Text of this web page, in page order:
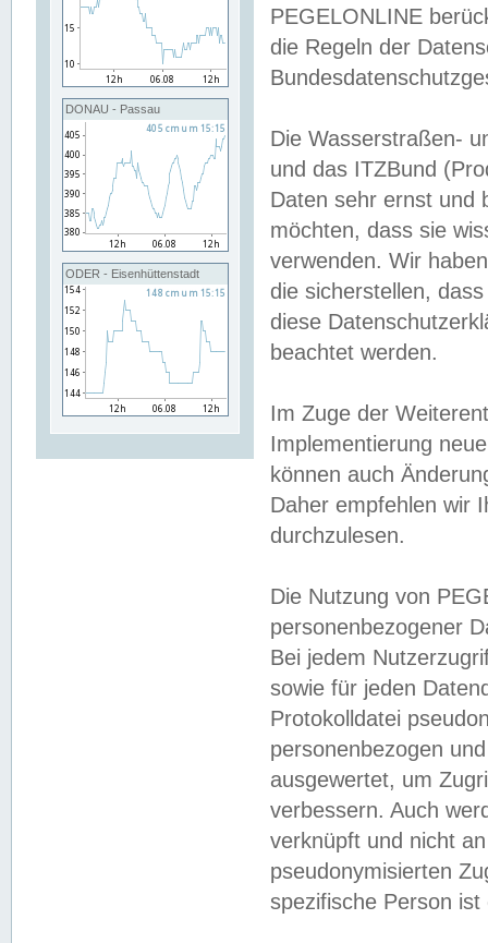
DONAU - Passau
ODER - Eisenhüttenstadt
PEGELONLINE
die Regeln der
Die Wasserstraßen-
und das ITZBund
Daten sehr ernst und
möchten, dass sie
verwenden. Wir
die sicherstellen,
diese
beachtet werden.
Im Zuge der
Implementierung
können auch
Daher empfehlen wir
durchzulesen.
Die Nutzung von
personenbezogener
Bei jedem
sowie für jeden
Protokolldatei
personenbezogen
ausgewertet, um
verbessern. Auch
verknüpft und nicht
pseudonymisierten
spezifische Person